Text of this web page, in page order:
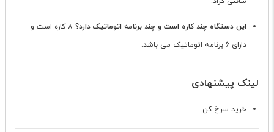
این دستگاه چند کاره است و چند برنامه اتوماتیک دارد؟
8 کاره است و
دارای 6 برنامه اتوماتیک می باشد.
لینک پیشنهادی
خرید سرخ کن